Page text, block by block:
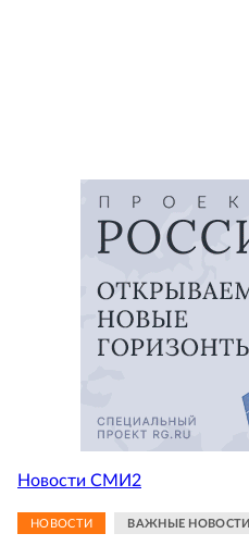
Новости СМИ2
НОВОСТИ ВАЖНЫЕ НОВОСТИ